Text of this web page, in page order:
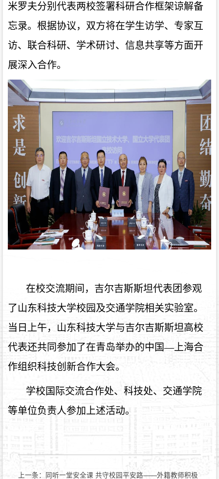
米罗夫分别代表两校签署科研合作框架谅解备
忘录。根据协议，双方将在学生访学、专家互
访、联合科研、学术研讨、信息共享等方面开
展深入合作。
在校交流期间，吉尔吉斯斯坦代表团参观
了山东科技大学校园及交通学院相关实验室。
当日上午，山东科技大学与吉尔吉斯斯坦高校
代表还共同参加了在青岛举办的中国—上海合
作组织科技创新合作大会。
学校国际交流合作处、科技处、交通学院
等单位负责人参加上述活动。
上一条： 同听一堂安全课 共守校园平安路——外籍教师积极